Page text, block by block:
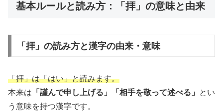
基本ルールと読み方：「拝」の意味と由来
「拝」の読み方と漢字の由来・意味
「拝」は「はい」と読みます。
本来は 「謹んで申し上げる」「相手を敬って述べる」
とい
う意味を持つ漢字です。